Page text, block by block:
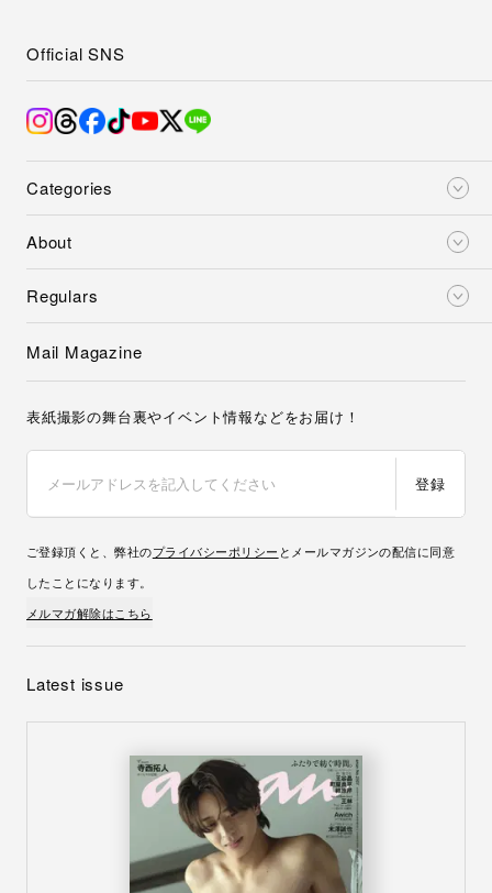
Categories
About
Regulars
Official SNS
Mail Magazine
表紙撮影の舞台裏やイベント情報などをお届け！
登録
ご登録頂くと、弊社のプライバシーポリシー とメールマガジンの配信に同意
したことになります。
メルマガ解除はこちら
Latest issue